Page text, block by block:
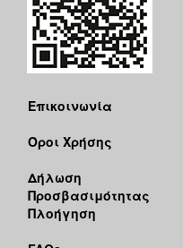
Επικοινωνία
Όροι Χρήσης
Δήλωση
Προσβασιμότητας
Πλοήγηση